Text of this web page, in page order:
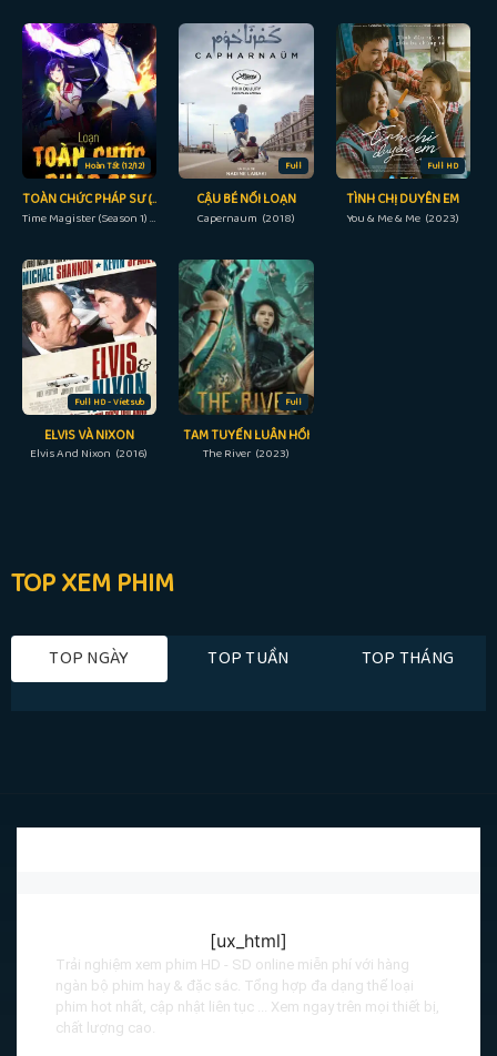
Hoàn Tất (12/12)
TOÀN CHỨC PHÁP SƯ (PHẦN 1)
Time Magister (Season 1) (2016)
Full
CẬU BÉ NỔI LOẠN
Capernaum (2018)
Full HD
TÌNH CHỊ DUYÊN EM
You & Me & Me (2023)
Full HD - Vietsub
ELVIS VÀ NIXON
Elvis And Nixon (2016)
Full
TAM TUYẾN LUÂN HỒI
The River (2023)
TOP XEM PHIM
TOP NGÀY TOP TUẦN TOP THÁNG